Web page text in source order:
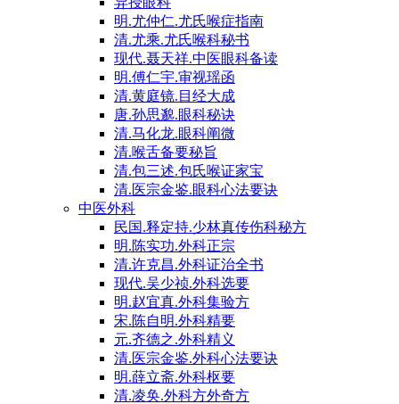
明.尤仲仁.尤氏喉症指南
清.尤乘.尤氏喉科秘书
现代.聂天祥.中医眼科备读
明.傅仁宇.审视瑶函
清.黄庭镜.目经大成
唐.孙思邈.眼科秘诀
清.马化龙.眼科阐微
清.喉舌备要秘旨
清.包三述.包氏喉证家宝
清.医宗金鉴.眼科心法要诀
中医外科
民国.释定持.少林真传伤科秘方
明.陈实功.外科正宗
清.许克昌.外科证治全书
现代.吴少祯.外科选要
明.赵宜真.外科集验方
宋.陈自明.外科精要
元.齐德之.外科精义
清.医宗金鉴.外科心法要诀
明.薛立斋.外科枢要
清.凌奂.外科方外奇方